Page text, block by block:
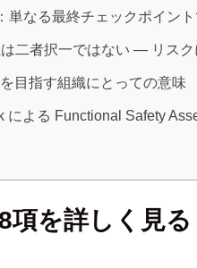
単なる最終チェックポイン
二者択一ではない ― リス
目指す組織にとっての意味
による Functional Safety
項を詳しく見